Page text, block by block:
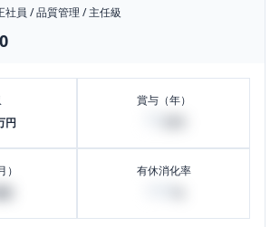
社員 /品質管理 /主任級
円
賞与（年）
有休消化率